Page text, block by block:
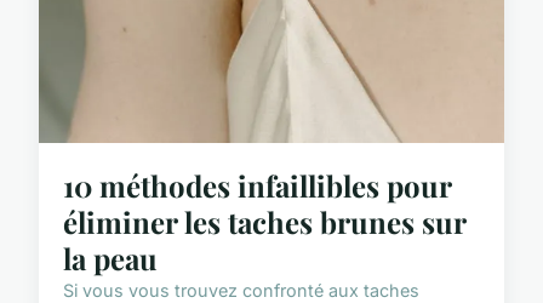
10 méthodes infaillibles pour
éliminer les taches brunes sur
la peau
Si vous vous trouvez confronté aux taches